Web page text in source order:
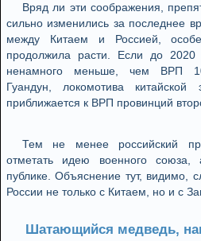
Вряд ли эти соображения,
сильно изменились за последнее
между Китаем и Россией,
продолжила расти. Если до
ненамного меньше, чем ВРП
Гуандун, локомотива
приближается к ВРП провинций
Тем не менее российский
отметать идею военного
публике. Объяснение тут, видимо,
России не только с Китаем, но и с
Шатающийся медведь,